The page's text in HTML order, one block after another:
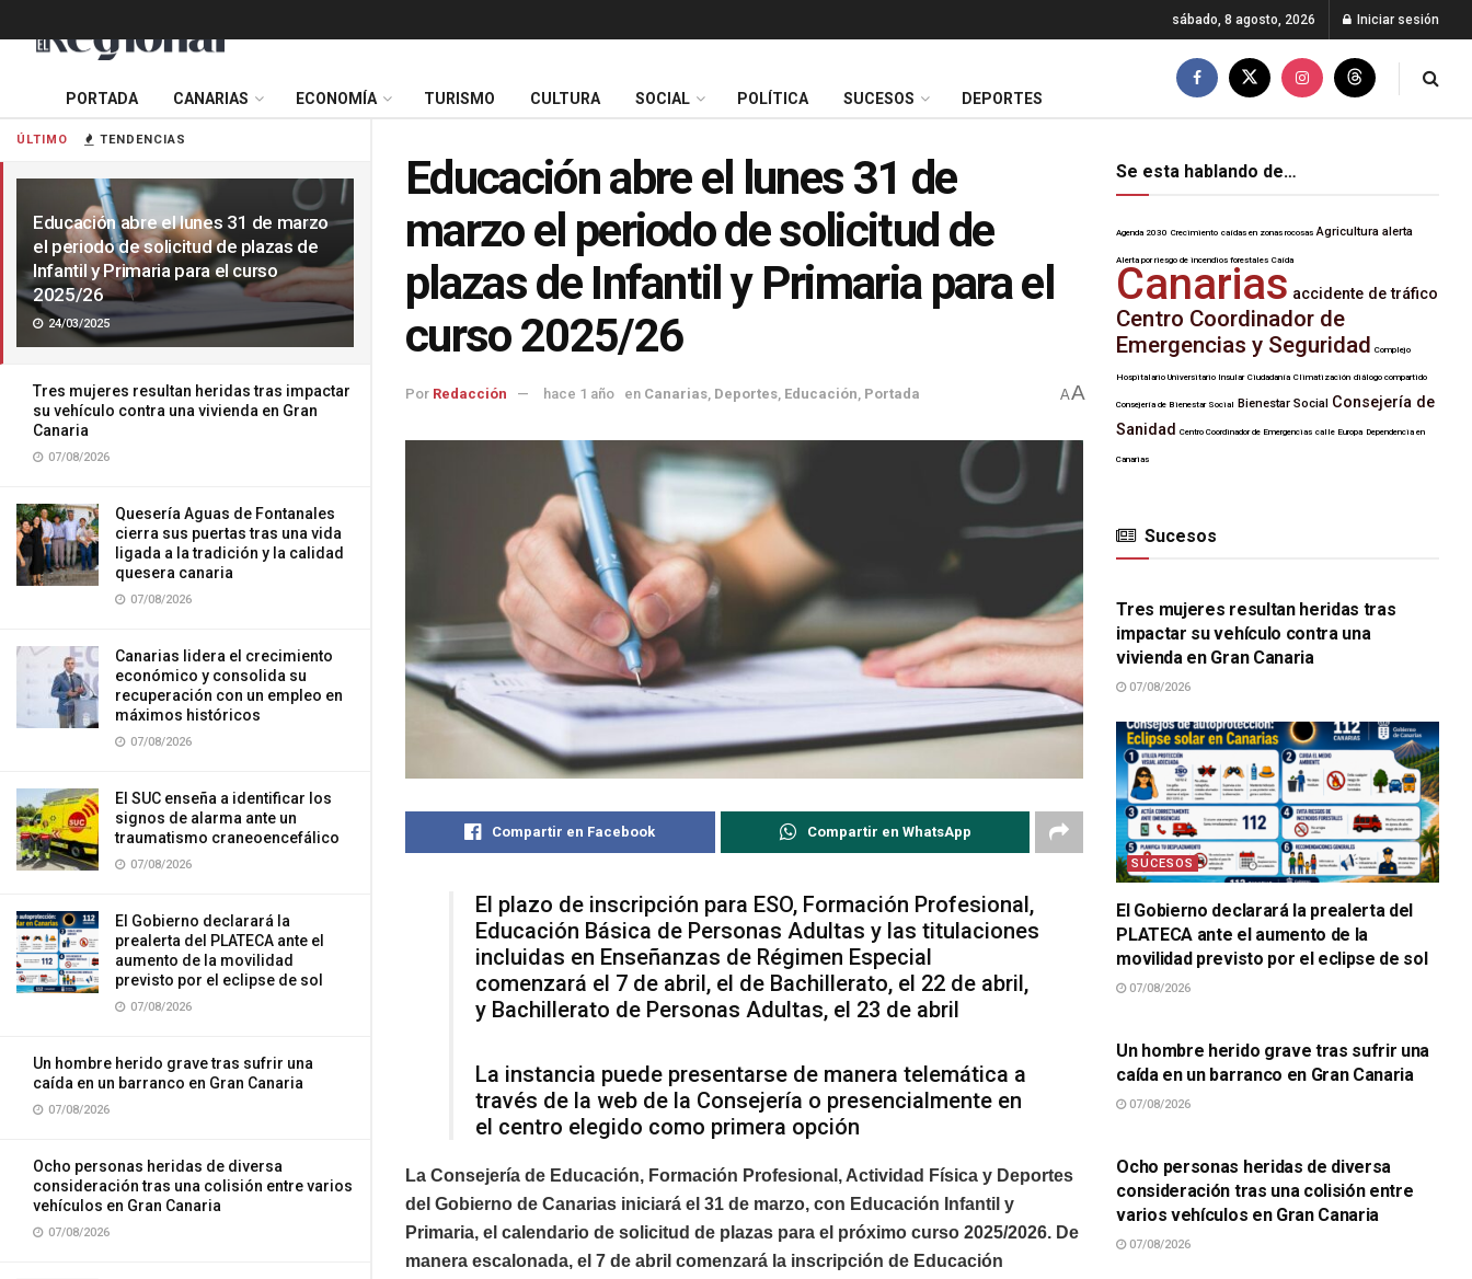
ÚLTIMO TENDENCIAS
Educación abre el lunes 31 de marzo
el periodo de solicitud de plazas de
Infantil y Primaria para el curso
2025/26
24/03/2025
Tres mujeres resultan heridas tras impactar
su vehículo contra una vivienda en Gran
Canaria
07/08/2026
Quesería Aguas de Fontanales
cierra sus puertas tras una vida
ligada a la tradición y la calidad
quesera canaria
07/08/2026
Canarias lidera el crecimiento
económico y consolida su
recuperación con un empleo en
máximos históricos
07/08/2026
El SUC enseña a identificar los
signos de alarma ante un
traumatismo craneoencefálico
07/08/2026
El Gobierno declarará la
prealerta del PLATECA ante el
aumento de la movilidad
previsto por el eclipse de sol
07/08/2026
Un hombre herido grave tras sufrir una
caída en un barranco en Gran Canaria
07/08/2026
Ocho personas heridas de diversa
consideración tras una colisión entre varios
vehículos en Gran Canaria
07/08/2026
sábado, 8 agosto, 2026 Iniciar sesión
PORTADA CANARIAS ECONOMÍA TURISMO CULTURA SOCIAL POLÍTICA SUCESOS DEPORTES
Educación abre el lunes 31 de
marzo el periodo de solicitud de
plazas de Infantil y Primaria para el
curso 2025/26
Por Redacción hace 1 año en Canarias Deportes Educación Portada AA
Compartir en Facebook Compartir en WhatsApp
El plazo de inscripción para ESO, Formación Profesional,
Educación Básica de Personas Adultas y las titulaciones
incluidas en Enseñanzas de Régimen Especial
comenzará el 7 de abril, el de Bachillerato, el 22 de abril,
y Bachillerato de Personas Adultas, el 23 de abril
La instancia puede presentarse de manera telemática a
través de la web de la Consejería o presencialmente en
el centro elegido como primera opción
La Consejería de Educación, Formación Profesional, Actividad Física y Deportes
del Gobierno de Canarias iniciará el 31 de marzo, con Educación Infantil y
Primaria, el calendario de solicitud de plazas para el próximo curso 2025/2026. De
manera escalonada, el 7 de abril comenzará la inscripción de Educación
Se esta hablando de…
Agenda 2030 Crecimiento caídas en zonas rocosas Agricultura alerta
Alerta por riesgo de incendios forestales Caída
Canarias accidente de tráfico
Centro Coordinador de
Emergencias y Seguridad Complejo
Hospitalario Universitario Insular Ciudadanía Climatización diálogo compartido
Consejería de Bienestar Social Bienestar Social Consejería de
Sanidad Centro Coordinador de Emergencias calle Europa Dependencia en
Canarias
Sucesos
SUCESOS
Tres mujeres resultan heridas tras
impactar su vehículo contra una
vivienda en Gran Canaria
07/08/2026
SUCESOS
El Gobierno declarará la prealerta del
PLATECA ante el aumento de la
movilidad previsto por el eclipse de sol
07/08/2026
Un hombre herido grave tras sufrir una
caída en un barranco en Gran Canaria
07/08/2026
Ocho personas heridas de diversa
consideración tras una colisión entre
varios vehículos en Gran Canaria
07/08/2026